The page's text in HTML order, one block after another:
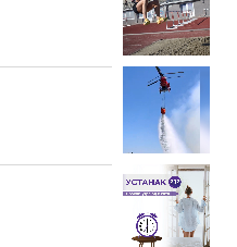
РАДИО ЏЕЗЕР